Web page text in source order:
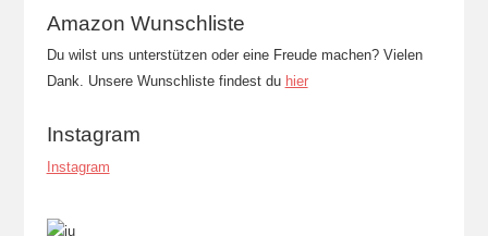
Amazon Wunschliste
Du wilst uns unterstützen oder eine Freude machen? Vielen
Dank. Unsere Wunschliste findest du hier
Instagram
Instagram